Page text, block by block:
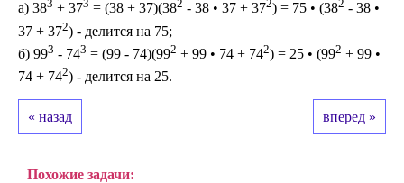
a) 383 + 373 = (38 + 37)(382 - 38 • 37 + 372) = 75 • (382 - 38 •
37 + 372) - делится на 75;
б) 993 - 743 = (99 - 74)(992 + 99 • 74 + 742) = 25 • (992 + 99 •
74 + 742) - делится на 25.
« назад вперед »
Похожие задачи: